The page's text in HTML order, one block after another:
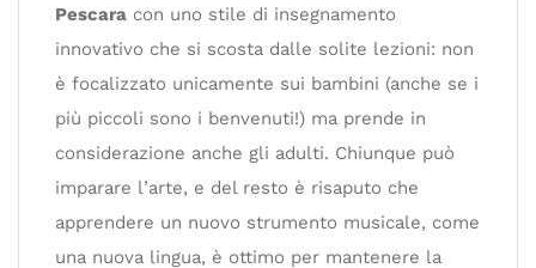
Pescara con uno stile di insegnamento
innovativo che si scosta dalle solite lezioni: non
è focalizzato unicamente sui bambini (anche se i
più piccoli sono i benvenuti!) ma prende in
considerazione anche gli adulti. Chiunque può
imparare l’arte, e del resto è risaputo che
apprendere un nuovo strumento musicale, come
una nuova lingua, è ottimo per mantenere la